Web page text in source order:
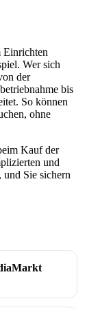
Einrichten
Wer sich
der
bis
So können
ohne
Kauf der
und
Sie sichern